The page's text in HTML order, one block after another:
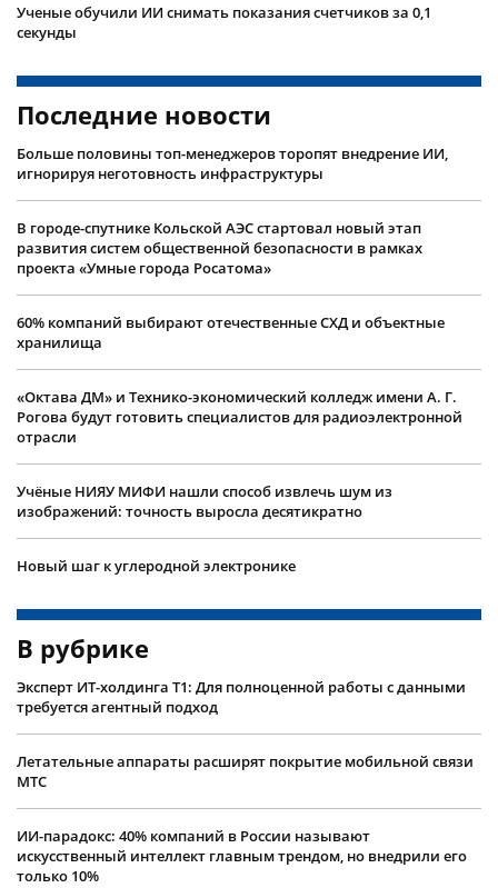
Ученые обучили ИИ снимать показания счетчиков за 0,1
секунды
Последние новости
Больше половины топ-менеджеров торопят внедрение ИИ,
игнорируя неготовность инфраструктуры
В городе-спутнике Кольской АЭС стартовал новый этап
развития систем общественной безопасности в рамках
проекта «Умные города Росатома»
60% компаний выбирают отечественные СХД и объектные
хранилища
«Октава ДМ» и Технико-экономический колледж имени А. Г.
Рогова будут готовить специалистов для радиоэлектронной
отрасли
Учëные НИЯУ МИФИ нашли способ извлечь шум из
изображений: точность выросла десятикратно
Новый шаг к углеродной электронике
В рубрике
Эксперт ИТ-холдинга Т1: Для полноценной работы с данными
требуется агентный подход
Летательные аппараты расширят покрытие мобильной связи
МТС
ИИ-парадокс: 40% компаний в России называют
искусственный интеллект главным трендом, но внедрили его
только 10%